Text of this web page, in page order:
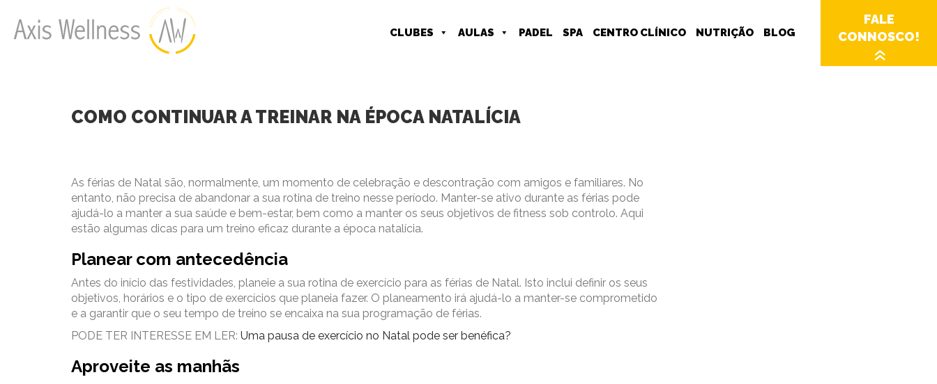
CLUBES AULAS PADEL SPA CENTRO CLÍNICO NUTRIÇÃO BLOG
FALE
CONNOSCO!
»
COMO CONTINUAR A TREINAR NA ÉPOCA NATALÍCIA
As férias de Natal são, normalmente, um momento de celebração e descontração com amigos e familiares. No
entanto, não precisa de abandonar a sua rotina de treino nesse período. Manter-se ativo durante as férias pode
ajudá-lo a manter a sua saúde e bem-estar, bem como a manter os seus objetivos de fitness sob controlo. Aqui
estão algumas dicas para um treino eficaz durante a época natalícia.
Planear com antecedência
Antes do início das festividades, planeie a sua rotina de exercício para as férias de Natal. Isto inclui definir os seus
objetivos, horários e o tipo de exercícios que planeia fazer. O planeamento irá ajudá-lo a manter-se comprometido
e a garantir que o seu tempo de treino se encaixa na sua programação de férias.
PODE TER INTERESSE EM LER: Uma pausa de exercício no Natal pode ser benéfica?
Aproveite as manhãs